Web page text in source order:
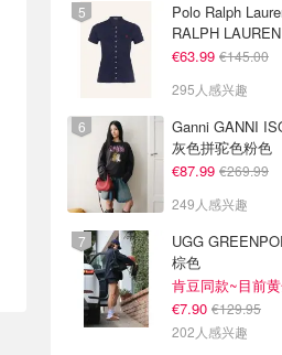
Polo Ralph
RALPH
布 Polo衫
€63.99 €145.00
295人感兴趣
Ganni GANNI
灰色拼驼色粉色
€87.99 €269.99
249人感兴趣
UGG GREENPORT 室内拖鞋
棕色
肯豆同款~目前
€7.90 €129.95
202人感兴趣